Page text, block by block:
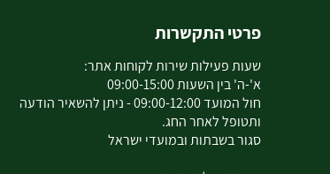
פרטי התקשרות
שעות פעילות שירות לקוחות אתר:
א'-ה' בין השעות 09:00-15:00
חול המועד 09:00-12:00 - ניתן להשאיר הודעה
ותטופל לאחר החג.
סגור בשבתות ובמועדי ישראל